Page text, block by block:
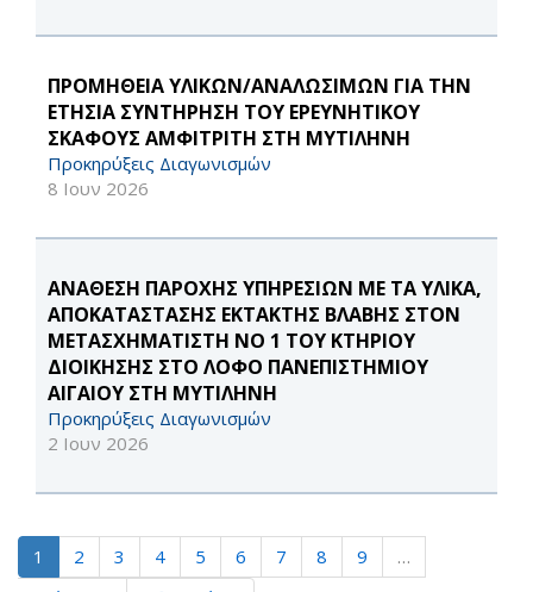
ΠΡΟΜΗΘΕΙΑ ΥΛΙΚΩΝ/ΑΝΑΛΩΣΙΜΩΝ ΓΙΑ ΤΗΝ
ΕΤΗΣΙΑ ΣΥΝΤΗΡΗΣΗ ΤΟΥ ΕΡΕΥΝΗΤΙΚΟΥ
ΣΚΑΦΟΥΣ ΑΜΦΙΤΡΙΤΗ ΣΤΗ ΜΥΤΙΛΗΝΗ
Προκηρύξεις Διαγωνισμών
8 Ιουν 2026
ΑΝΑΘΕΣΗ ΠΑΡΟΧΗΣ ΥΠΗΡΕΣΙΩΝ ΜΕ ΤΑ ΥΛΙΚΑ,
ΑΠΟΚΑΤΑΣΤΑΣΗΣ ΕΚΤΑΚΤΗΣ ΒΛΑΒΗΣ ΣΤΟΝ
ΜΕΤΑΣΧΗΜΑΤΙΣΤΗ ΝΟ 1 ΤΟΥ ΚΤΗΡΙΟΥ
ΔΙΟΙΚΗΣΗΣ ΣΤΟ ΛΟΦΟ ΠΑΝΕΠΙΣΤΗΜΙΟΥ
ΑΙΓΑΙΟΥ ΣΤΗ ΜΥΤΙΛΗΝΗ
Προκηρύξεις Διαγωνισμών
2 Ιουν 2026
1 2 3 4 5 6 7 8 9
…